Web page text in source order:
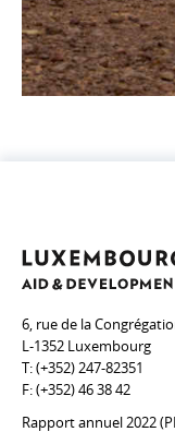
6, rue de la
L-1352 Luxembourg
T:(+352) 247-82351
F:(+352) 46 38 42
Rapport annuel 2022